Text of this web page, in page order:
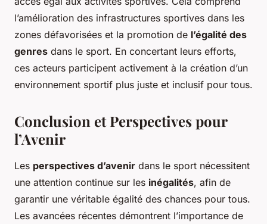
l’amélioration des infrastructures sportives dans les
zones défavorisées et la promotion de l’égalité des
genres dans le sport. En concertant leurs efforts,
ces acteurs participent activement à la création d’un
environnement sportif plus juste et inclusif pour tous.
Conclusion et Perspectives pour
l’Avenir
Les perspectives d’avenir dans le sport nécessitent
une attention continue sur les inégalités, afin de
garantir une véritable égalité des chances pour tous.
Les avancées récentes démontrent l’importance de